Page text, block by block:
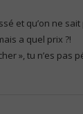
et qu’on ne
a quel prix ?!
», tu n’es pas